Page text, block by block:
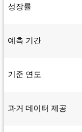
성장률
예측 기간
기준 연도
과거 데이터 제공